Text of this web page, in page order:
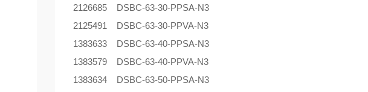
2126685 DSBC-63-30-PPSA-N3
2125491 DSBC-63-30-PPVA-N3
1383633 DSBC-63-40-PPSA-N3
1383579 DSBC-63-40-PPVA-N3
1383634 DSBC-63-50-PPSA-N3